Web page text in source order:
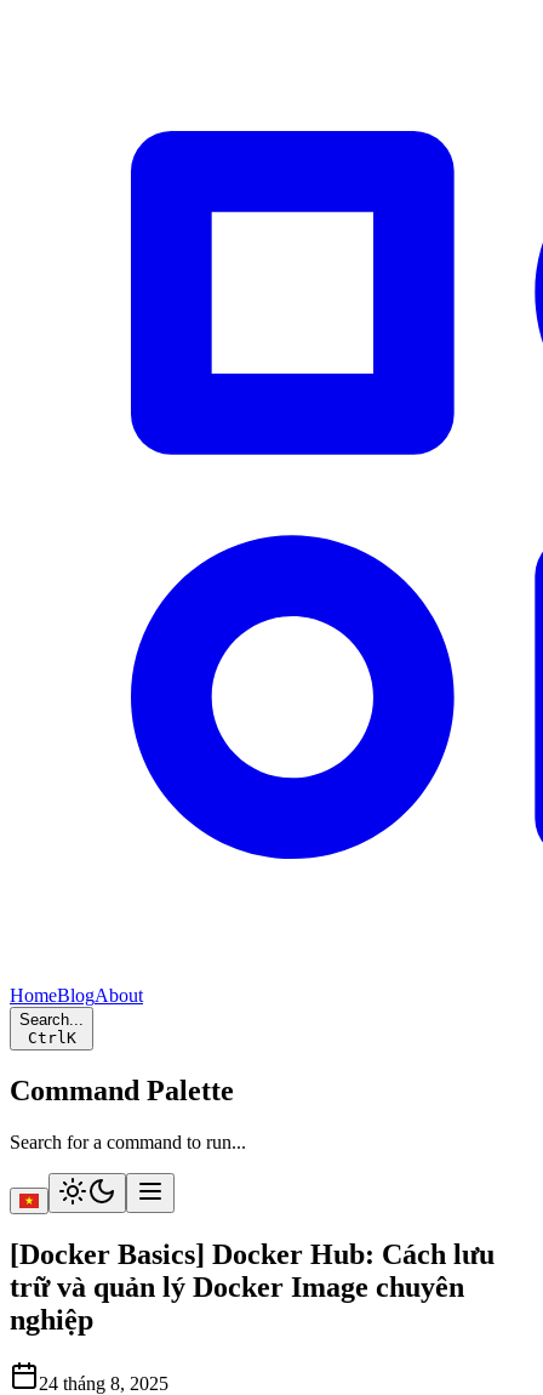
HomeBlogAbout
Search...
CtrlK
Command Palette
Search for a command to run...
[Docker Basics] Docker Hub: Cách lưu
trữ và quản lý Docker Image chuyên
nghiệp
24 tháng 8, 2025